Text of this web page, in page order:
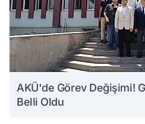
AKÜ'de Görev Değişimi!
Belli Oldu